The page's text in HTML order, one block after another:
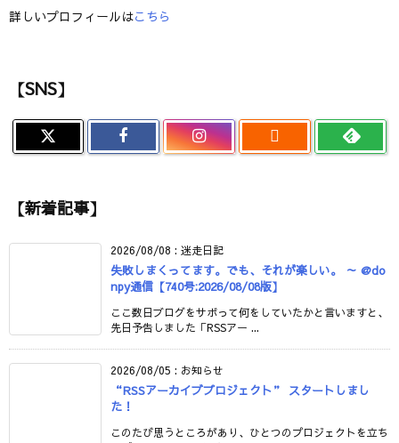
詳しいプロフィールはこちら
【SNS】

【新着記事】
2026/08/08 : 迷走日記
失敗しまくってます。でも、それが楽しい。 ～ @do
npy通信【740号:2026/08/08版】
ここ数日ブログをサボって何をしていたかと言いますと、
先日予告しました「RSSアー ...
2026/08/05 : お知らせ
“RSSアーカイブプロジェクト” スタートしまし
た！
このたび思うところがあり、ひとつのプロジェクトを立ち